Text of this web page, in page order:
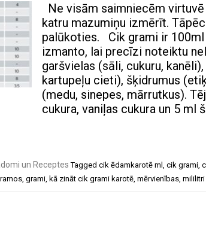
Ne visām saimniecēm
katru mazumiņu izmērīt.
palūkoties. Cik grami ir 100ml
izmanto, lai precīzi noteiktu
garšvielas (sāli, cukuru,
kartupeļu cieti), šķidrumus
(medu, sinepes, mārrutkus).
cukura, vaniļas cukura un 5 ml
un Receptes Tagged cik ēdamkarotē ml , cik grami,
, grami, kā zināt cik grami karotē, mērvienības, mililitri